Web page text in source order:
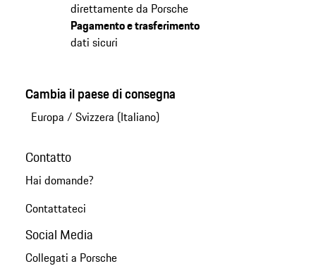
direttamente da Porsche
Pagamento e trasferimento
dati sicuri
Cambia il paese di consegna
Europa / Svizzera (Italiano)
Contatto
Hai domande?
Contattateci
Social Media
Collegati a Porsche